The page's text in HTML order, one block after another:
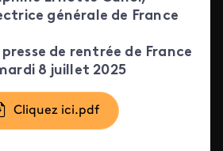
générale de France
de rentrée de France
8 juillet 2025
Cliquez ici.pdf